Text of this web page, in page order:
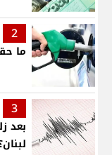
2
ما
3
بعد